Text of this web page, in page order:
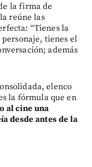
la firma de
reúne las
“Tienes la
tienes el
además
elenco
la fórmula que en
al cine una
desde antes de la